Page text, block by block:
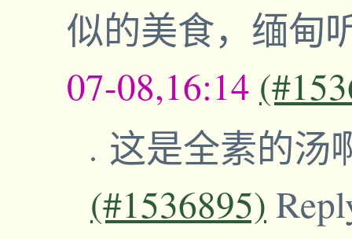
似的美食，缅甸
07-08,16:14
这是全素的汤
(#1536895)